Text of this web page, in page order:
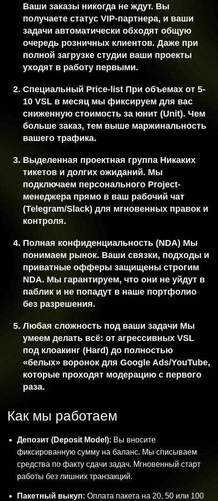
Ваши заказы никогда не ждут. Вы
получаете статус VIP-партнера, и ваши
задачи автоматически обходят общую
очередь розничных клиентов. Даже при
полной загрузке студии ваши проекты
уходят в работу первыми.
Специальный Price-list При объемах от 5-
10 VSL в месяц мы фиксируем для вас
сниженную стоимость за юнит (Unit). Чем
больше заказ, тем выше маржинальность
вашего трафика.
Выделенная проектная группа Никаких
тикетов и долгих ожиданий. Мы
подключаем персонального Project-
менеджера прямо в ваш рабочий чат
(Telegram/Slack) для мгновенных правок и
контроля.
Полная конфиденциальность (NDA) Мы
понимаем рынок. Ваши связки, подходы и
приватные офферы защищены строгим
NDA. Мы гарантируем, что они не уйдут в
паблик и не попадут в наше портфолио
без разрешения.
Любая сложность под ваши задачи Мы
умеем делать всё: от агрессивных VSL
под клоакинг (Hard) до полностью
«белых» воронок для Google Ads/YouTube,
которые проходят модерацию с первого
раза.
Как мы работаем
Депозит (Deposit Model): Вы вносите
фиксированную сумму на баланс. Мы списываем
средства по факту сдачи задач. Мгновенный старт
работы без лишних транзакций.
Пакетный выкуп: Оплата пакета на 20, 50 или 100